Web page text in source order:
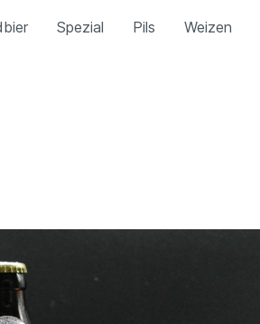
Spezial Pils Weizen